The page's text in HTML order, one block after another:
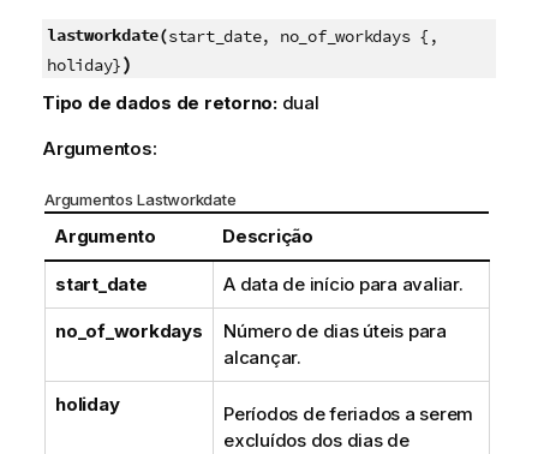
lastworkdate(start_date, no_of_workdays {,
holiday})
Tipo de dados de retorno:dual
Argumentos:
Argumentos Lastworkdate
Argumento Descrição
start_date A data de início para avaliar.
no_of_workdays
Número de dias úteis para
alcançar.
holiday
Períodos de feriados a serem
excluídos dos dias de